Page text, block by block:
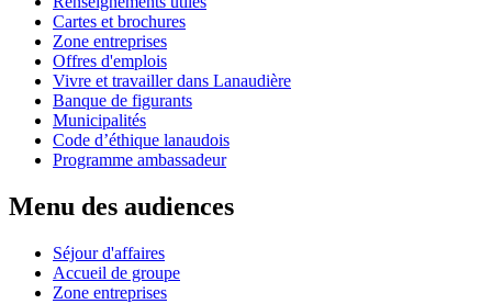
Cartes et brochures
Zone entreprises
Offres d'emplois
Vivre et travailler dans Lanaudière
Banque de figurants
Municipalités
Code d’éthique lanaudois
Programme ambassadeur
Menu des audiences
Séjour d'affaires
Accueil de groupe
Zone entreprises